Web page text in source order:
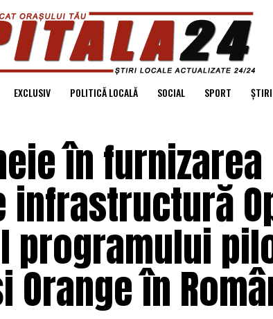
EXCLUSIV POLITICĂ LOCALĂ SOCIAL SPORT
în furnizarea
programului
în